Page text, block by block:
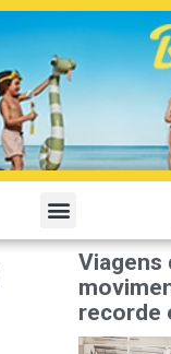
Viagens
recorde